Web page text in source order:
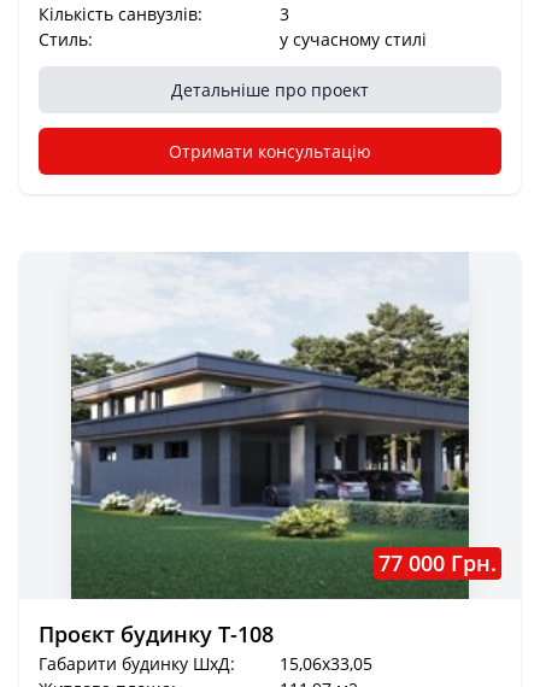
Кількість санвузлів:
3
Стиль:
у сучасному стилі
Детальніше про проект
Отримати консультацію
77 000 Грн.
Проєкт будинку Т-108
Габарити будинку ШхД:
15,06x33,05